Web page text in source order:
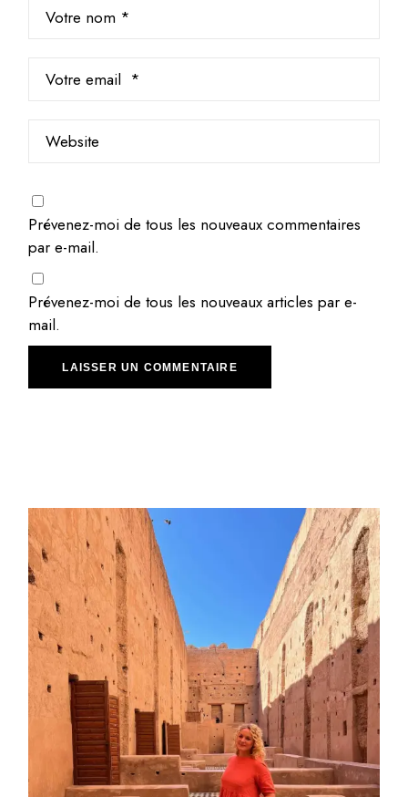
Prévenez-moi de tous les nouveaux commentaires
par e-mail.
Prévenez-moi de tous les nouveaux articles par e-
mail.
LAISSER UN COMMENTAIRE